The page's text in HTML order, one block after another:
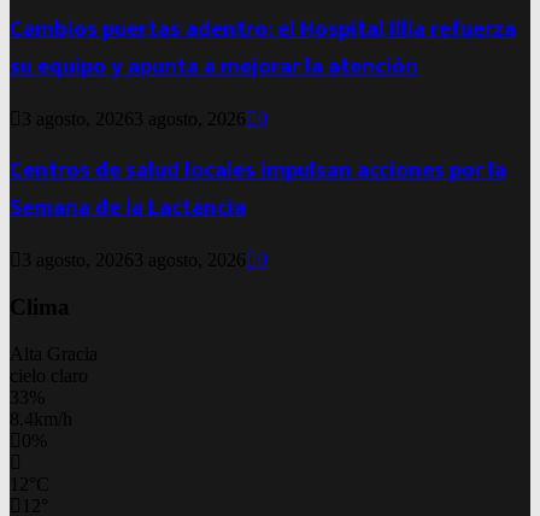
Cambios puertas adentro: el Hospital Illia refuerza
su equipo y apunta a mejorar la atención
3 agosto, 2026 3 agosto, 2026 0
Centros de salud locales impulsan acciones por la
Semana de la Lactancia
3 agosto, 2026 3 agosto, 2026 0
Clima
Alta Gracia
cielo claro
33%
8.4km/h
0%
C